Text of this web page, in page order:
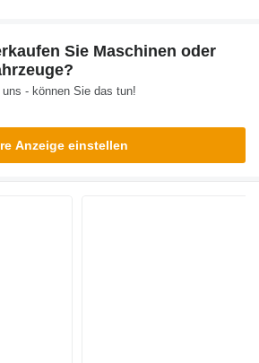
Sie Maschinen oder
uns - können Sie das tun!
Anzeige einstellen